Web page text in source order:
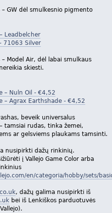
GW dėl smulkesnio pigmento
Leadbelcher
71063 Silver
Model Air, dėl labai smulkaus
skiesti.
– Nuln Oil - €4,52
– Agrax Earthshade - €4,52
beveik universalus
tamsiai rudas, tinka žemei,
ar gelsviems plaukams tamsinti.
nusipirkti dažų rinkinių.
į Vallejo Game Color arba
en/categoria/hobby/sets/
, dažų galima nusipirkti iš
bei iš Lenkiškos parduotuvės